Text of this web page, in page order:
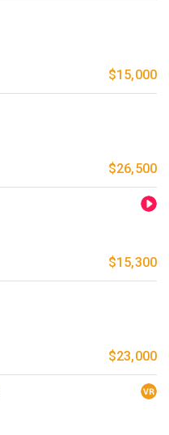
$15,000
$26,500
$15,300
$23,000